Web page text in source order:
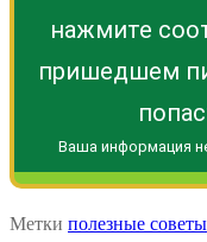
нажмите
пришедшем
Ваша информация
Метки полезные советы